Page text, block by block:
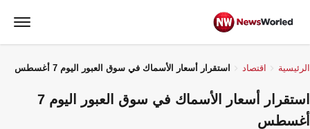
الرئيسية اقتصاد استقرار أسعار الأسماك في سوق العبور اليوم 7 أغسطس
استقرار أسعار الأسماك في سوق العبور اليوم 7
أغسطس